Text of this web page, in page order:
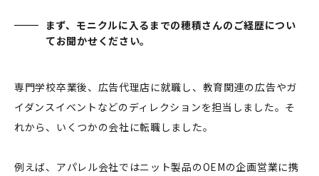
まず、モニクルに入るまでの穂積さんのご経歴につい
てお聞かせください。
専門学校卒業後、広告代理店に就職し、教育関連の広告やガ
イダンスイベントなどのディレクションを担当しました。そ
れから、いくつかの会社に転職しました。
例えば、アパレル会社ではニット製品のOEMの企画営業に携